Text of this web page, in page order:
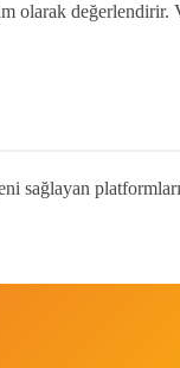
olarak
sağlayan